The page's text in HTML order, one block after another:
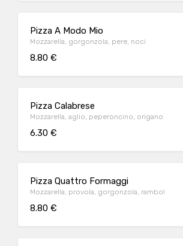
Pizza A Modo Mio
Mozzarella, gorgonzola, pere, noci
8.80 €
Pizza Calabrese
Mozzarella, aglio, peperoncino, origano
6.30 €
Pizza Quattro Formaggi
Mozzarella, provola, gorgonzola, rambol
8.80 €